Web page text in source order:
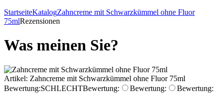
StartseiteKatalogZahncreme mit Schwarzkümmel ohne Fluor
75mlRezensionen
Was meinen Sie?
Artikel: Zahncreme mit Schwarzkümmel ohne Fluor 75ml
Bewertung:SCHLECHTBewertung: Bewertung:
Bewertung: